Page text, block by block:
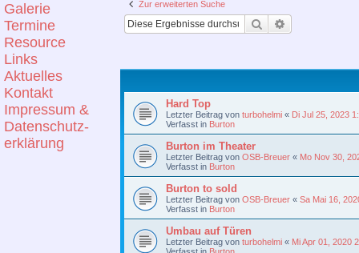
Galerie
Termine
Resource
Links
Aktuelles
Kontakt
Impressum &
Datenschutz-
erklärung
Zur erweiterten Suche
Suche
Hard Top
Letzter Beitrag von turbohelmi « Di Jul 25, 2023
Verfasst in Burton
Burton im Theater
Letzter Beitrag von OSB-Breuer « Mo Nov 30,
Verfasst in Burton
Burton to sold
Letzter Beitrag von OSB-Breuer « Sa Mai 16,
Verfasst in Burton
Umbau auf Türen
Letzter Beitrag von turbohelmi « Mi Apr 01, 2020
Verfasst in Burton